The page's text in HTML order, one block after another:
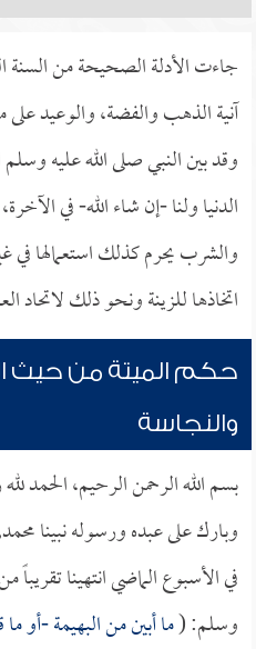
جاءت الأدلة الصحيحة من السنة
آنية الذهب والفضة، والوعيد
وقد بين النبي صلى الله عليه وسلم
الدنيا ولنا -إن شاء الله- في
والشرب يحرم كذلك استعمالها في
اتخاذها للزينة ونحو ذلك لاتحاد
حكم الميتة من حيث
والنجاسة
بسم الله الرحمن الرحيم، الحمد
وبارك على عبده ورسوله نبينا
في الأسبوع الماضي انتهينا
وسلم: (ما أبين من البهيمة -أو